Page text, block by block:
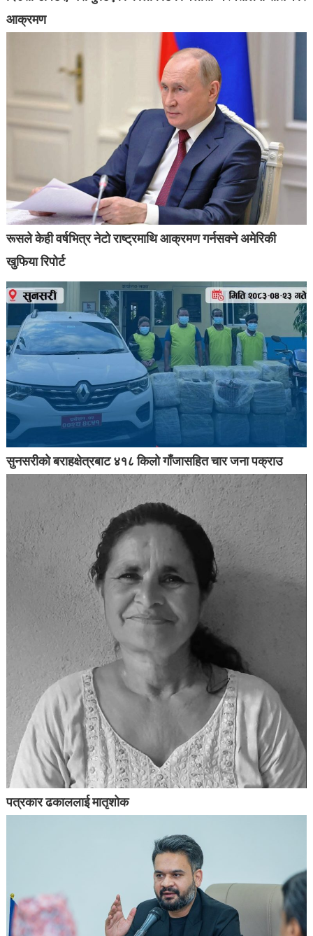
आक्रमण
रूसले केही वर्षभित्र नेटो राष्ट्रमाथि आक्रमण गर्नसक्ने अमेरिकी
खुफिया रिपोर्ट
सुनसरीको बराहक्षेत्रबाट ४१८ किलो गाँजासहित चार जना पक्राउ
पत्रकार ढकाललाई मातृशोक